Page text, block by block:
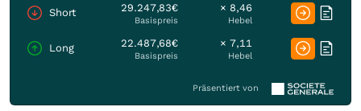
Short 29.247,83€
Basispreis
× 8,46
Hebel
Long 22.487,68€
Basispreis
× 7,11
Hebel
Präsentiert von